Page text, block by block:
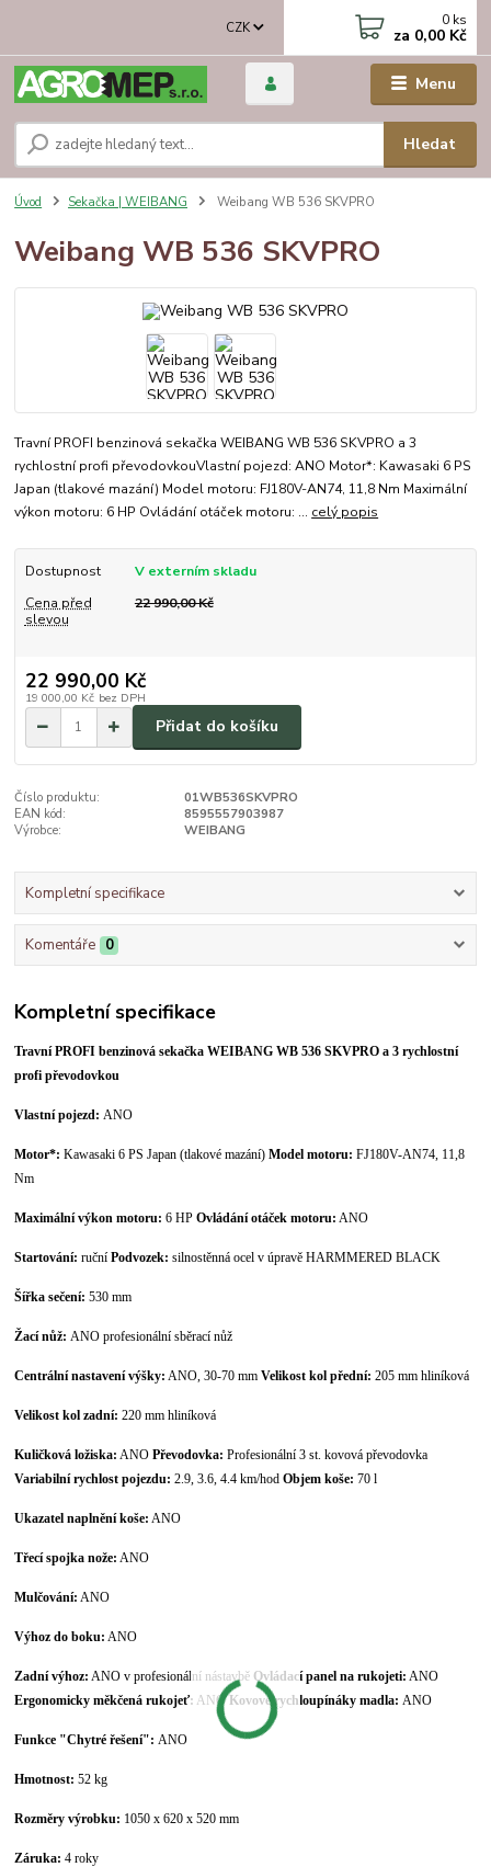
Menu
CZK
Hledat
0 ks
za 0,00 Kč
Úvod Sekačka | WEIBANG Weibang WB 536 SKVPRO
Weibang WB 536 SKVPRO
Travní PROFI benzinová sekačka WEIBANG WB 536 SKVPRO a 3
rychlostní profi převodovkouVlastní pojezd: ANO Motor*: Kawasaki 6 PS
Japan (tlakové mazání) Model motoru: FJ180V-AN74, 11,8 Nm Maximální
výkon motoru: 6 HP Ovládání otáček motoru: ... celý popis
Dostupnost
V externím skladu
Cena před
slevou
22 990,00 Kč
22 990,00 Kč
19 000,00 Kč bez DPH
Přidat do košíku
Číslo produktu:
01WB536SKVPRO
EAN kód:
8595557903987
Výrobce:
WEIBANG
Kompletní specifikace
Komentáře 0
Kompletní specifikace
Travní PROFI benzinová sekačka WEIBANG WB 536 SKVPRO a 3 rychlostní
profi převodovkou
Vlastní pojezd: ANO
Motor*: Kawasaki 6 PS Japan (tlakové mazání)Model motoru: FJ180V-AN74, 11,8
Nm
Maximální výkon motoru: 6 HPOvládání otáček motoru: ANO
Startování: ručníPodvozek: silnostěnná ocel v úpravě HARMMERED BLACK
Šířka sečení: 530 mm
Žací nůž: ANO profesionální sběrací nůž
Centrální nastavení výšky: ANO, 30-70 mmVelikost kol přední:205 mm hliníková
Velikost kol zadní:220 mm hliníková
Kuličková ložiska: ANOPřevodovka: Profesionální 3 st. kovová převodovka
Variabilní rychlost pojezdu:2.9, 3.6, 4.4 km/hodObjem koše: 70 l
Ukazatel naplnění koše: ANO
Třecí spojka nože: ANO
Mulčování: ANO
Výhoz do boku: ANO
Zadní výhoz: ANO v profesionální nástavbě Ovládací panel na rukojeti: ANO
Ergonomicky měkčená rukojeť: ANOKovové rychloupínáky madla: ANO
Funkce "Chytré řešení": ANO
Hmotnost: 52 kg
Rozměry výrobku: 1050 x 620 x 520 mm
Záruka: 4 roky